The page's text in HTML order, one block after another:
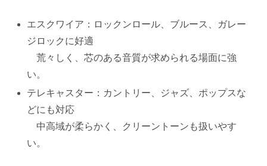
エスクワイア：ロックンロール、ブルース、ガレー
ジロックに好適
荒々しく、芯のある音質が求められる場面に強
い。
テレキャスター：カントリー、ジャズ、ポップスな
どにも対応
中高域が柔らかく、クリーントーンも扱いやす
い。